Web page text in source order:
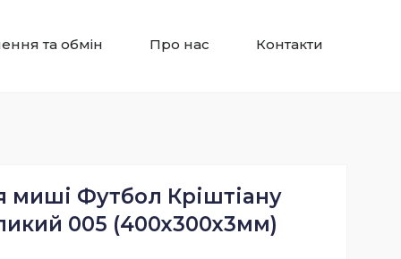
та обмін Про нас Контакти
миші Футбол Кріштіану
005 (400х300х3мм)